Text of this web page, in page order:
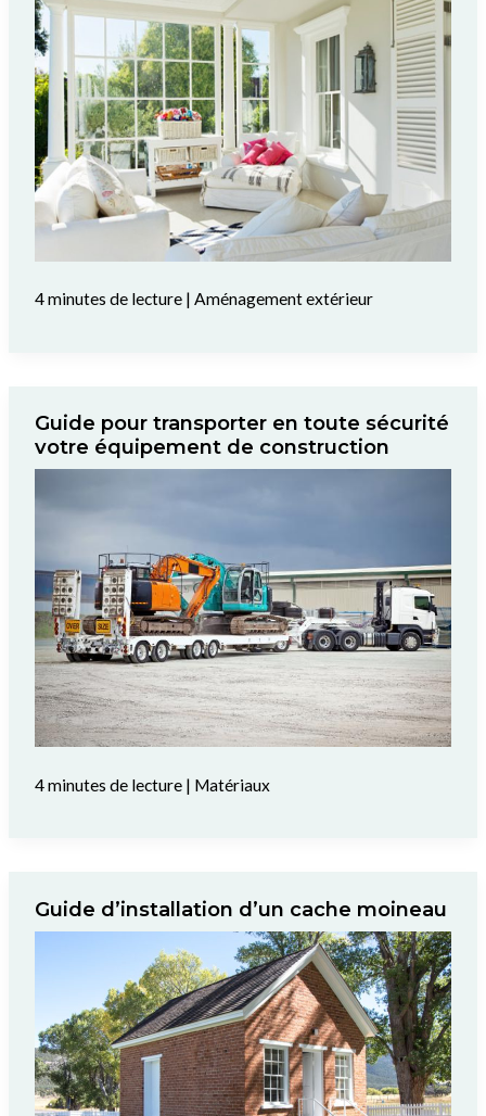
4 minutes de lecture| Aménagement extérieur
Guide pour transporter en toute sécurité
votre équipement de construction
4 minutes de lecture| Matériaux
Guide d’installation d’un cache moineau